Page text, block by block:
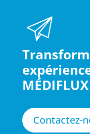
MÉDIFLUX
Contactez-